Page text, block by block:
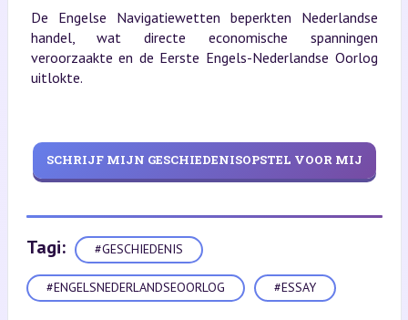
De Engelse Navigatiewetten beperkten Nederlandse
handel, wat directe economische spanningen
veroorzaakte en de Eerste Engels-Nederlandse Oorlog
uitlokte.
SCHRIJF MIJN GESCHIEDENISOPSTEL VOOR MIJ
Tagi: #GESCHIEDENIS
#ENGELSNEDERLANDSEOORLOG #ESSAY